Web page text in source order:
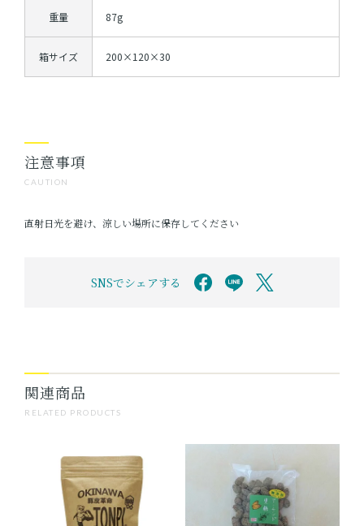
重量 87g
箱サイズ 200×120×30
CAUTION
注意事項
直射日光を避け、涼しい場所に保存してください
SNSでシェアする
RELATED PRODUCTS
関連商品